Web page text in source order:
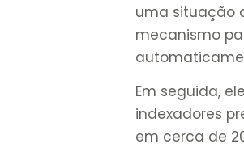
uma situação
mecanismo
Em seguida,
indexadores
em cerca de